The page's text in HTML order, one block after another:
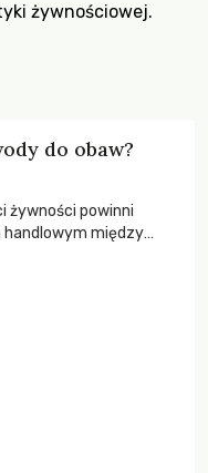
żywnościowej.
do obaw?
żywności powinni
handlowym między